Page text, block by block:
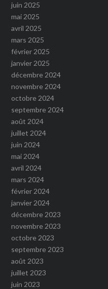
juin 2025
mai 2025
avril 2025
mars 2025
février 2025
janvier 2025
décembre 2024
novembre 2024
octobre 2024
septembre 2024
août 2024
juillet 2024
juin 2024
mai 2024
avril 2024
mars 2024
février 2024
janvier 2024
décembre 2023
novembre 2023
octobre 2023
septembre 2023
août 2023
juillet 2023
juin 2023